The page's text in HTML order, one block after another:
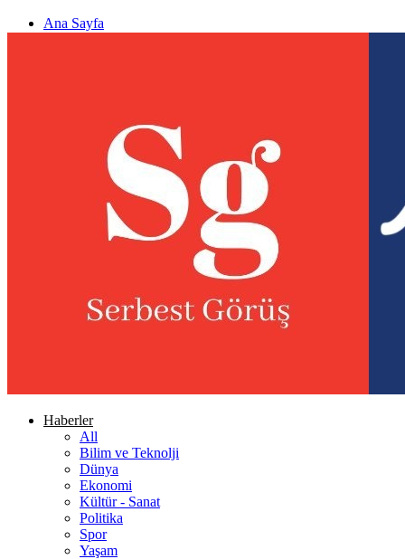
Ana Sayfa
Haberler
All
Bilim ve Teknolji
Dünya
Ekonomi
Kültür - Sanat
Politika
Spor
Yaşam